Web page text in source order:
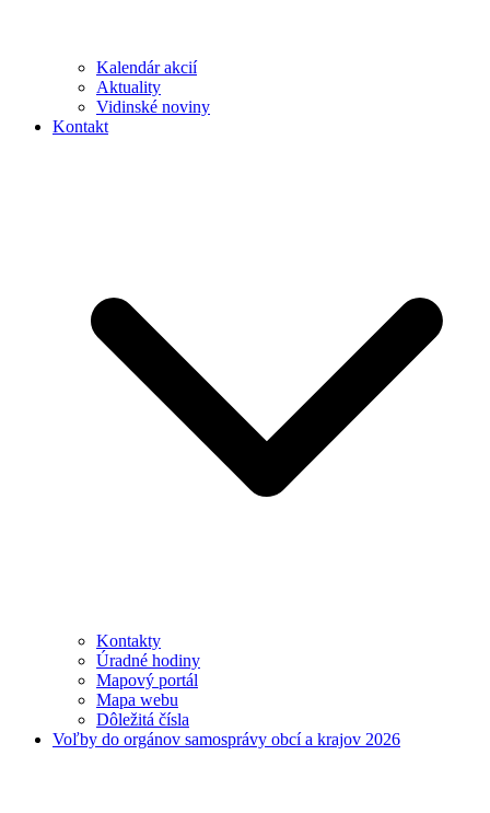
Kalendár akcií
Aktuality
Vidinské noviny
Kontakt
Kontakty
Úradné hodiny
Mapový portál
Mapa webu
Dôležitá čísla
Voľby do orgánov samosprávy obcí a krajov 2026